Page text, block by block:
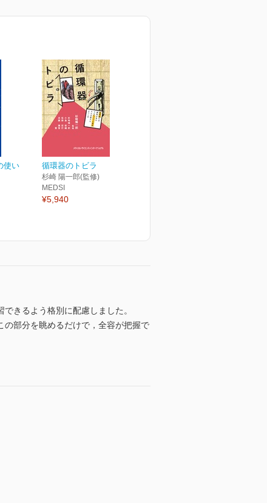
使い
循環器のトビラ
杉崎 陽一郎(監修)
MEDSI
¥5,940
きるよう格別に配慮しました。
の部分を眺めるだけで，全容が把握で